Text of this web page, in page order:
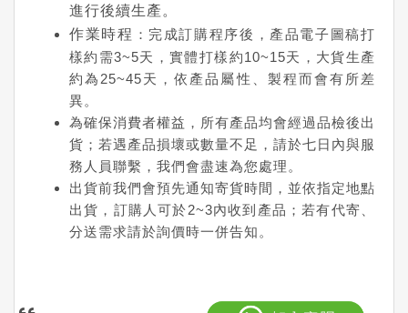
進行後續生產。
作業時程 ：完成訂購程序後，產品電子圖稿打
樣約需3~5天，實體打樣約10~15天，大貨生產
約為25~45天，依產品屬性、製程而會有所差
異。
為確保消費者權益，所有產品均會經過品檢後出
貨；若遇產品損壞或數量不足，請於七日內與服
務人員聯繫，我們會盡速為您處理。
出貨前我們會預先通知寄貨時間，並依指定地點
出貨，訂購人可於2~3內收到產品；若有代寄、
分送需求請於詢價時一併告知。